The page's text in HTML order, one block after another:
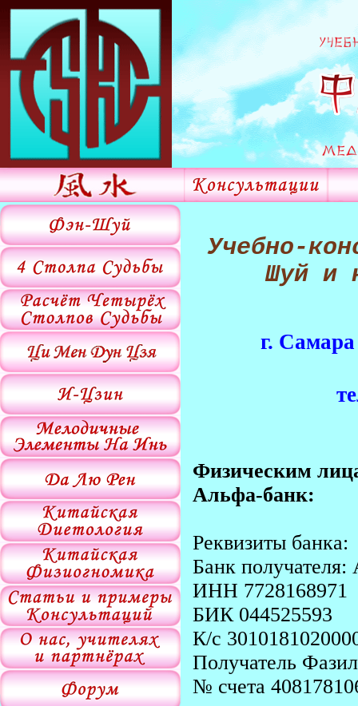
Учебно-
Шуй и
г.
Физическим
Альфа-банк:
Реквизиты банка:
Банк
ИНН 7728168971
БИК 044525593
К/с
Получатель
№ счета